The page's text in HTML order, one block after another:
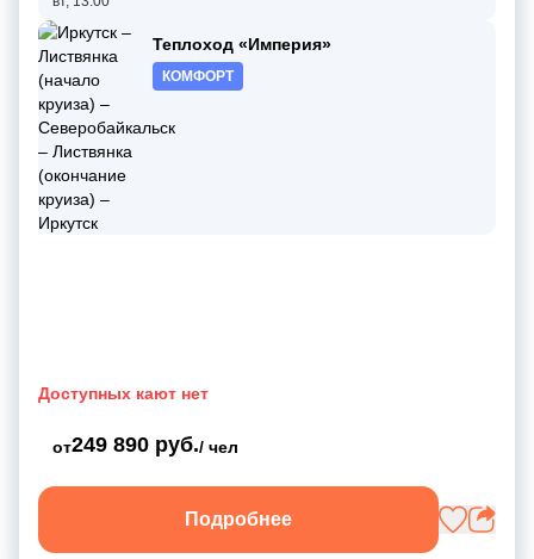
Теплоход «Империя»
КОМФОРТ
Доступных кают нет
от249 890 руб./ чел
Подробнее